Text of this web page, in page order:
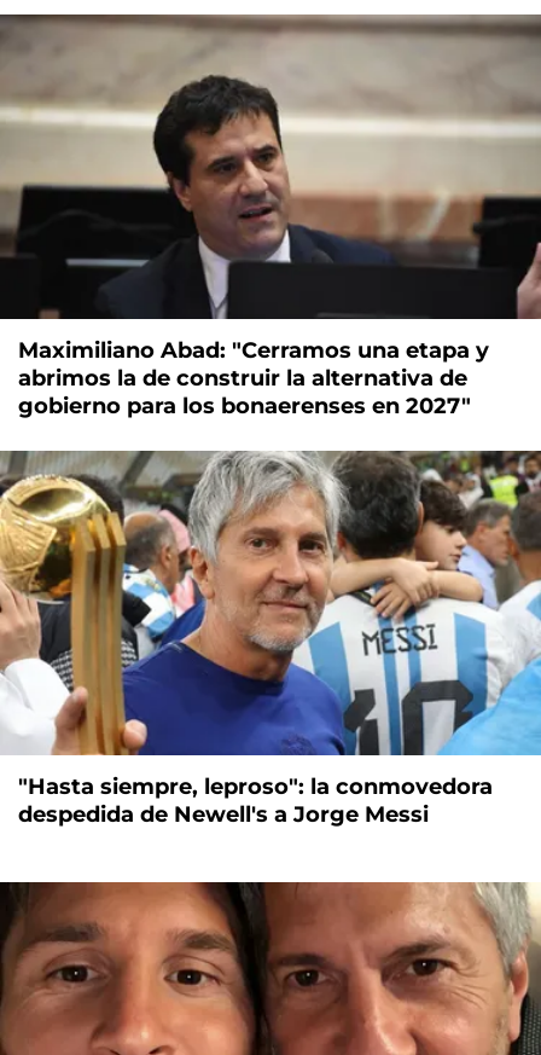
Maximiliano Abad: "Cerramos una etapa y
abrimos la de construir la alternativa de
gobierno para los bonaerenses en 2027"
"Hasta siempre, leproso": la conmovedora
despedida de Newell's a Jorge Messi